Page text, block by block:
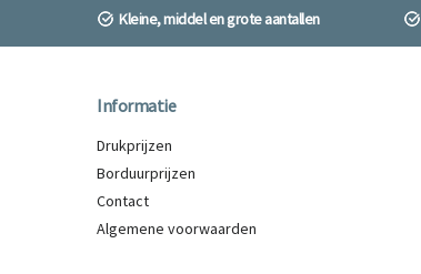
Kleine, middel en grote aantallen
Informatie
Drukprijzen
Borduurprijzen
Contact
Algemene voorwaarden